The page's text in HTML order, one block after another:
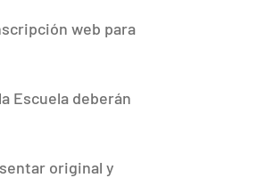
web para
Escuela deberán
original y